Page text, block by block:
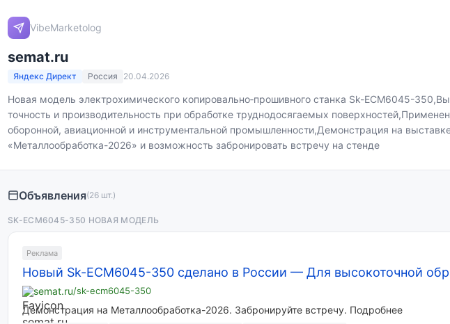
VibeMarketolog
semat.ru
Яндекс Директ Россия 20.04.2026
Новая модель электрохимического копировально‑прошивного станка Sk-ECM6045-
точность и производительность при обработке труднодосягаемых
оборонной, авиационной и инструментальной промышленности,Демонстрация на
«Металлообработка-2026» и возможность забронировать встречу на стенде
Объявления(26 шт.)
SK-ECM6045-350 НОВАЯ МОДЕЛЬ
Реклама
Новый Sk-ECM6045-350 сделано в России — Для высокоточной
semat.ru/sk-ecm6045-350
Демонстрация на Металлообработка-2026. Забронируйте встречу. Подробнее